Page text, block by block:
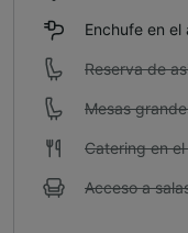
Enchufe en el
Reserva de
Mesas
Catering en
Acceso a